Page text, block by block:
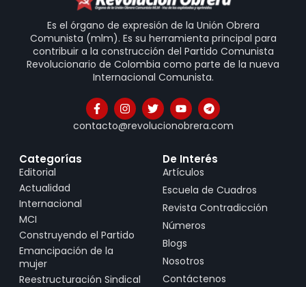
Es el órgano de expresión de la Unión Obrera
Comunista (mlm). Es su herramienta principal para
contribuir a la construcción del Partido Comunista
Revolucionario de Colombia como parte de la nueva
Internacional Comunista.
contacto@revolucionobrera.com
Categorías
Editorial
Actualidad
Internacional
MCI
Construyendo el Partido
Emancipación de la
mujer
Reestructuración Sindical
De Interés
Artículos
Escuela de Cuadros
Revista Contradicción
Números
Blogs
Nosotros
Contáctenos